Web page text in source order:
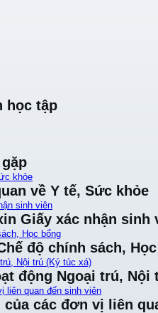
học tập
khỏe
về Y tế, Sức khỏe
sinh viên
Giấy xác nhận sinh
Học bổng
độ chính sách,
Nội trú (Ký túc xá)
động Ngoại trú, Nội
liên quan đến sinh viên
các đơn vị liên